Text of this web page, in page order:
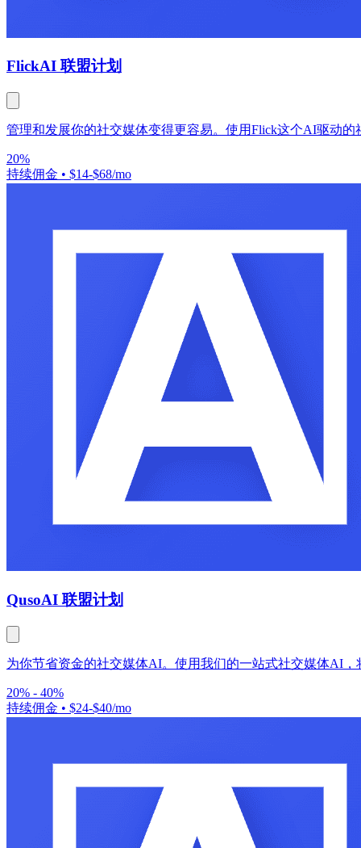
FlickAI 联盟计划
管理和发展你的社交媒体变得更容易。使用Flick这个AI驱动
20%
持续佣金 • $14-$68/mo
QusoAI 联盟计划
为你节省资金的社交媒体AI。使用我们的一站式社交媒体AI，
20% - 40%
持续佣金 • $24-$40/mo